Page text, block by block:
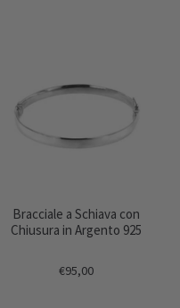
Bracciale a Schiava con
Chiusura in Argento 925
€95,00